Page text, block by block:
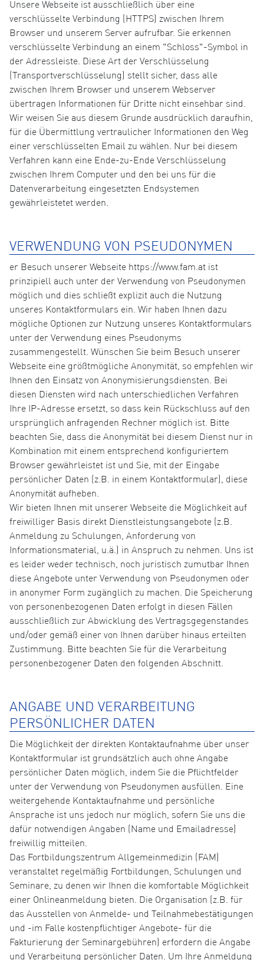
Unsere Webseite ist ausschließlich über eine
verschlüsselte Verbindung (HTTPS) zwischen Ihrem
Browser und unserem Server aufrufbar. Sie erkennen
verschlüsselte Verbindung an einem "Schloss"-Symbol in
der Adressleiste. Diese Art der Verschlüsselung
(Transportverschlüsselung) stellt sicher, dass alle
zwischen Ihrem Browser und unserem Webserver
übertragen Informationen für Dritte nicht einsehbar sind.
Wir weisen Sie aus diesem Grunde ausdrücklich daraufhin,
für die Übermittlung vertraulicher Informationen den Weg
einer verschlüsselten Email zu wählen. Nur bei diesem
Verfahren kann eine Ende-zu-Ende Verschlüsselung
zwischen Ihrem Computer und den bei uns für die
Datenverarbeitung eingesetzten Endsystemen
gewährleistetet werden.
VERWENDUNG VON PSEUDONYMEN
er Besuch unserer Webseite https://www.fam.at ist
prinzipiell auch unter der Verwendung von Pseudonymen
möglich und dies schließt explizit auch die Nutzung
unseres Kontaktformulars ein. Wir haben Ihnen dazu
mögliche Optionen zur Nutzung unseres Kontaktformulars
unter der Verwendung eines Pseudonyms
zusammengestellt. Wünschen Sie beim Besuch unserer
Webseite eine größtmögliche Anonymität, so empfehlen wir
Ihnen den Einsatz von Anonymisierungsdiensten. Bei
diesen Diensten wird nach unterschiedlichen Verfahren
Ihre IP-Adresse ersetzt, so dass kein Rückschluss auf den
ursprünglich anfragenden Rechner möglich ist. Bitte
beachten Sie, dass die Anonymität bei diesem Dienst nur in
Kombination mit einem entsprechend konfiguriertem
Browser gewährleistet ist und Sie, mit der Eingabe
persönlicher Daten (z.B. in einem Kontaktformular), diese
Anonymität aufheben.
Wir bieten Ihnen mit unserer Webseite die Möglichkeit auf
freiwilliger Basis direkt Dienstleistungsangebote (z.B.
Anmeldung zu Schulungen, Anforderung von
Informationsmaterial, u.ä.) in Anspruch zu nehmen. Uns ist
es leider weder technisch, noch juristisch zumutbar Ihnen
diese Angebote unter Verwendung von Pseudonymen oder
in anonymer Form zugänglich zu machen. Die Speicherung
von personenbezogenen Daten erfolgt in diesen Fällen
ausschließlich zur Abwicklung des Vertragsgegenstandes
und/oder gemäß einer von Ihnen darüber hinaus erteilten
Zustimmung. Bitte beachten Sie für die Verarbeitung
personenbezogener Daten den folgenden Abschnitt.
ANGABE UND VERARBEITUNG
PERSÖNLICHER DATEN
Die Möglichkeit der direkten Kontaktaufnahme über unser
Kontaktformular ist grundsätzlich auch ohne Angabe
persönlicher Daten möglich, indem Sie die Pflichtfelder
unter der Verwendung von Pseudonymen ausfüllen. Eine
weitergehende Kontaktaufnahme und persönliche
Ansprache ist uns jedoch nur möglich, sofern Sie uns die
dafür notwendigen Angaben (Name und Emailadresse)
freiwillig mitteilen.
Das Fortbildungszentrum Allgemeinmedizin (FAM)
veranstaltet regelmäßig Fortbildungen, Schulungen und
Seminare, zu denen wir Ihnen die komfortable Möglichkeit
einer Onlineanmeldung bieten. Die Organisation (z.B. für
das Ausstellen von Anmelde- und Teilnahmebestätigungen
und -im Falle kostenpflichtiger Angebote- für die
Fakturierung der Seminargebühren) erfordern die Angabe
und Verarbeitung persönlicher Daten. Um Ihre Anmeldung